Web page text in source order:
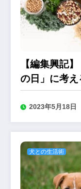
【編集興記
の日」に考
2023年5月18日
犬との生活術